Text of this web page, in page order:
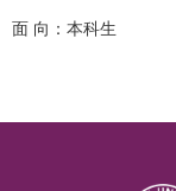
面 向：本科生